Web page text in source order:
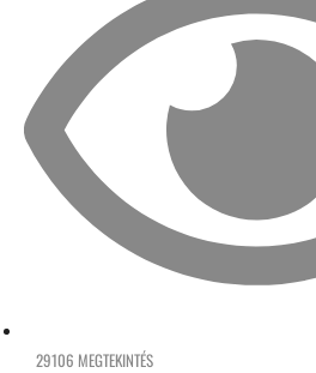
29106 MEGTEKINTÉS